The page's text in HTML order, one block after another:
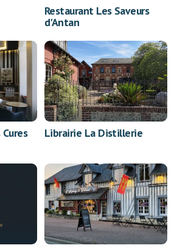
Restaurant Les Saveurs
d'Antan
Librairie La Distillerie